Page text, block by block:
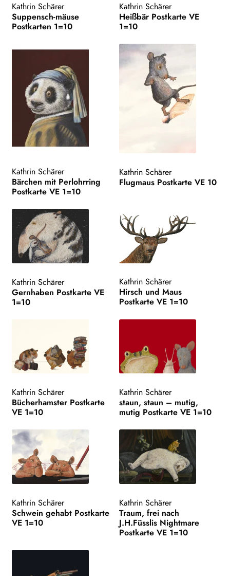
Kathrin Schärer
Suppensch-mäuse
Postkarten 1=10
Kathrin Schärer
Heißbär Postkarte VE
1=10
Kathrin Schärer
Bärchen mit Perlohrring
Postkarte VE 1=10
Kathrin Schärer
Flugmaus Postkarte VE 10
Kathrin Schärer
Gernhaben Postkarte VE
1=10
Kathrin Schärer
Hirsch und Maus
Postkarte VE 1=10
Kathrin Schärer
Bücherhamster Postkarte
VE 1=10
Kathrin Schärer
staun, staun – mutig,
mutig Postkarte VE 1=10
Kathrin Schärer
Schwein gehabt Postkarte
VE 1=10
Kathrin Schärer
Traum, frei nach
J.H.Füsslis Nightmare
Postkarte VE 1=10